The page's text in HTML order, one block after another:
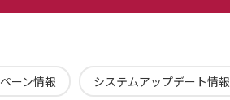
ーン情報 システムアップデート情報